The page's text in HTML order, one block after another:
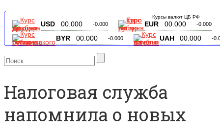
Курсы валют ЦБ РФ
USD 00.000 -0.000 EUR 00.000 -0.000
BYR 00.000 -0.000 UAH 00.000 -
Налоговая служба
напомнила о новых